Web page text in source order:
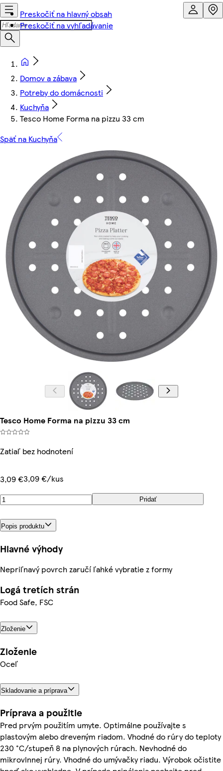
Preskočiť na hlavný obsah
Preskočiť na vyhľadávanie
Domov a zábava
Potreby do domácnosti
Kuchyňa
Tesco Home Forma na pizzu 33 cm
Späť na Kuchyňa
Tesco Home Forma na pizzu 33 cm
Zatiaľ bez hodnotení
3,09 €3,09 €/kus
Pridať
Popis produktu
Hlavné výhody
Nepriľnavý povrch zaručí ľahké vybratie z formy
Logá tretích strán
Food Safe, FSC
Zloženie
Zloženie
Oceľ
Skladovanie a príprava
Príprava a použitie
Pred prvým použitím umyte. Optimálne používajte s
plastovým alebo dreveným riadom. Vhodné do rúry do teploty
230 °C/stupeň 8 na plynových rúrach. Nevhodné do
mikrovlnnej rúry. Vhodné do umývačky riadu. Výrobok očistite